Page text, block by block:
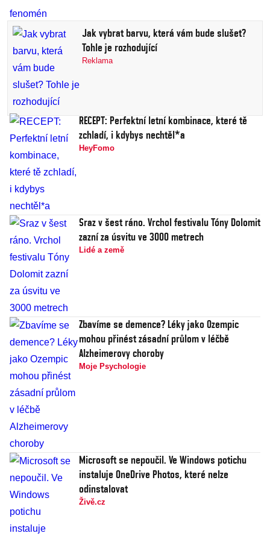
Jak vybrat barvu, která vám bude slušet?
Tohle je rozhodující
Reklama
RECEPT: Perfektní letní kombinace, které tě
zchladí, i kdybys nechtěl*a
HeyFomo
Sraz v šest ráno. Vrchol festivalu Tóny Dolomit
zazní za úsvitu ve 3000 metrech
Lidé a země
Zbavíme se demence? Léky jako Ozempic
mohou přinést zásadní průlom v léčbě
Alzheimerovy choroby
Moje Psychologie
Microsoft se nepoučil. Ve Windows potichu
instaluje OneDrive Photos, které nelze
odinstalovat
Živě.cz